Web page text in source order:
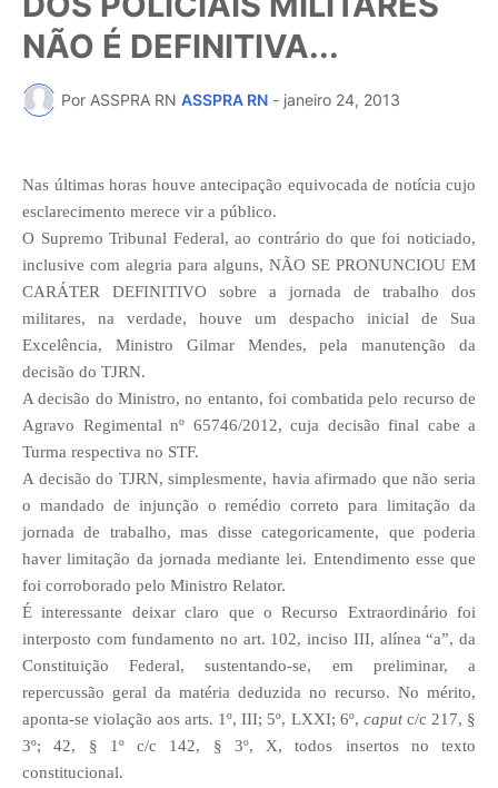
NÃO É DEFINITIVA...
Por ASSPRA RN ASSPRA RN - janeiro 24, 2013
Nas últimas horas houve antecipação equivocada de notícia cujo
esclarecimento merece vir a público.
O Supremo Tribunal Federal, ao contrário do que foi noticiado,
inclusive com alegria para alguns, NÃO SE PRONUNCIOU EM
CARÁTER DEFINITIVO sobre a jornada de trabalho dos
militares, na verdade, houve um despacho inicial de Sua
Excelência, Ministro Gilmar Mendes, pela manutenção da
decisão do TJRN.
A decisão do Ministro, no entanto, foi combatida pelo recurso de
Agravo Regimental nº 65746/2012, cuja decisão final cabe a
Turma respectiva no STF.
A decisão do TJRN, simplesmente, havia afirmado que não seria
o mandado de injunção o remédio correto para limitação da
jornada de trabalho, mas disse categoricamente, que poderia
haver limitação da jornada mediante lei. Entendimento esse que
foi corroborado pelo Ministro Relator.
É interessante deixar claro que o Recurso Extraordinário foi
interposto com fundamento no art. 102, inciso III, alínea “a”, da
Constituição Federal, sustentando-se, em preliminar, a
repercussão geral da matéria deduzida no recurso. No mérito,
aponta-se violação aos arts. 1º, III; 5º, LXXI; 6º, caputc/c 217, §
3º; 42, § 1º c/c 142, § 3º, X, todos insertos no texto
constitucional.